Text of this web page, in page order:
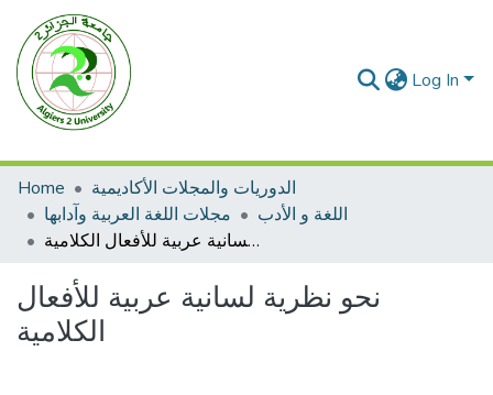
Log In
Home
الدوريات والمجلات الأكاديمية
مجلات اللغة العربية وآدابها
اللغة و الأدب
نحو نظرية لسانية عربية للأفعال الكلامية
نحو نظرية لسانية عربية للأفعال
الكلامية